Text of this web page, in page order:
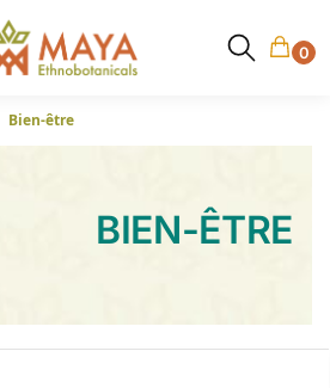
0
Bien-être
BIEN-ÊTRE